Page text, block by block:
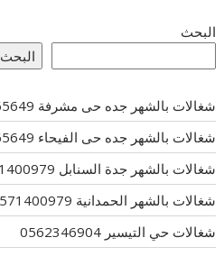
البحث
البحث
شغالات بالشهر جده حى مشرفة 0577265649
شغالات بالشهر جده حى الفيحاء 0577265649
شغالات بالشهر جدة السنابل 0571400979
شغالات بالشهر الحمدانية 0571400979
شغالات حي التيسير 0562346904